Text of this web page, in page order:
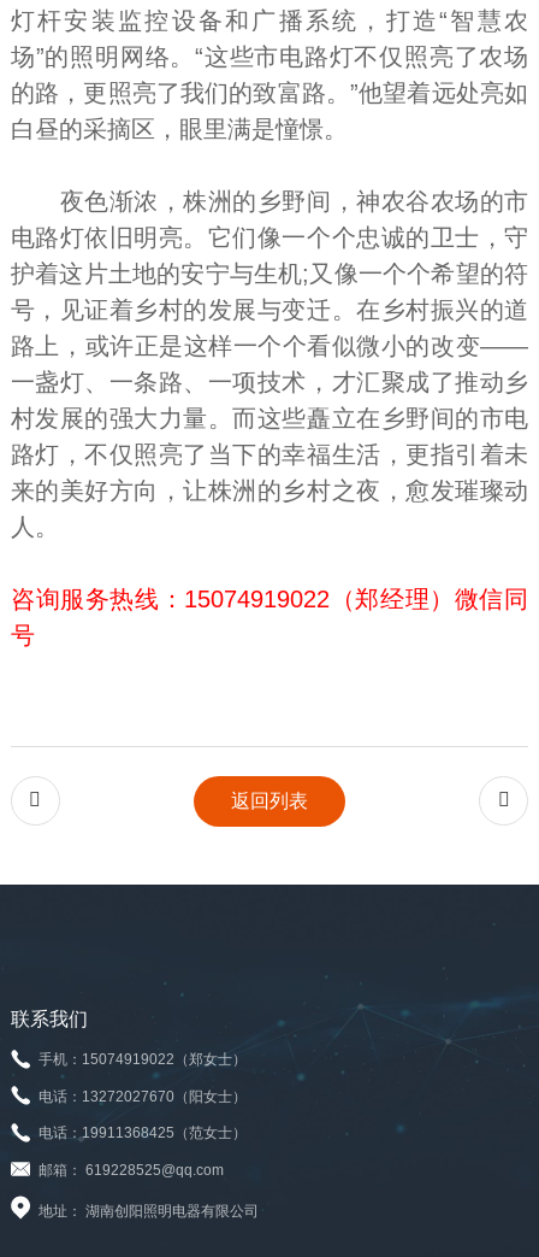
灯杆安装监控设备和广播系统，打造“智慧农
场”的照明网络。“这些市电路灯不仅照亮了农场
的路，更照亮了我们的致富路。”他望着远处亮如
白昼的采摘区，眼里满是憧憬。
夜色渐浓，株洲的乡野间，神农谷农场的市
电路灯依旧明亮。它们像一个个忠诚的卫士，守
护着这片土地的安宁与生机;又像一个个希望的符
号，见证着乡村的发展与变迁。在乡村振兴的道
路上，或许正是这样一个个看似微小的改变——
一盏灯、一条路、一项技术，才汇聚成了推动乡
村发展的强大力量。而这些矗立在乡野间的市电
路灯，不仅照亮了当下的幸福生活，更指引着未
来的美好方向，让株洲的乡村之夜，愈发璀璨动
人。
咨询服务热线：15074919022（郑经理）微信同
号
 返回列表 
联系我们
手机：15074919022（郑女士）
电话：13272027670（阳女士）
电话：19911368425（范女士）
邮箱： 619228525@qq.com
地址： 湖南创阳照明电器有限公司